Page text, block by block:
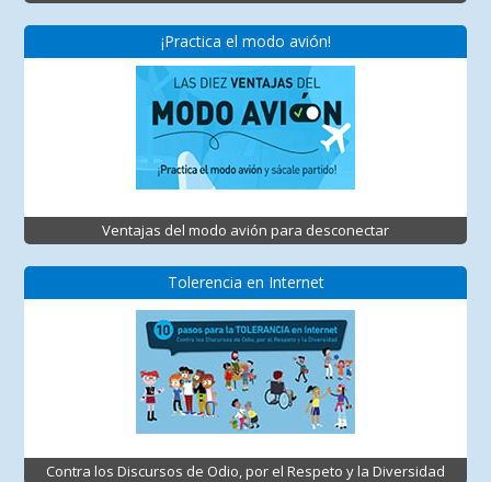
¡Practica el modo avión!
Ventajas del modo avión para desconectar
Tolerencia en Internet
Contra los Discursos de Odio, por el Respeto y la Diversidad